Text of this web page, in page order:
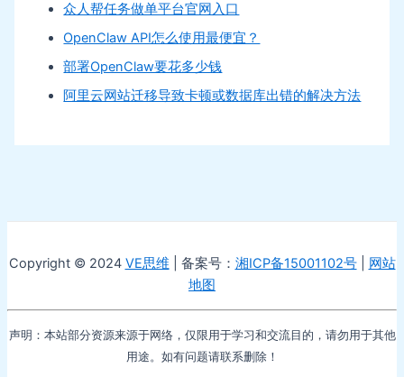
众人帮任务做单平台官网入口
OpenClaw API怎么使用最便宜？
部署OpenClaw要花多少钱
阿里云网站迁移导致卡顿或数据库出错的解决方法
Copyright © 2024 VE思维 | 备案号： 湘ICP备15001102号| 网站
地图
声明：本站部分资源来源于网络，仅限用于学习和交流目的，请勿用于其他
用途。如有问题请联系删除！